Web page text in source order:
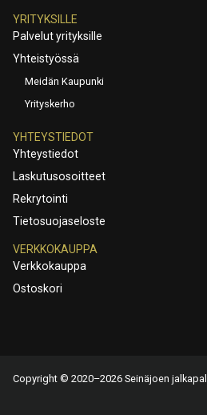
YRITYKSILLE
Palvelut yrityksille
Yhteistyössä
Meidän Kaupunki
Yrityskerho
YHTEYSTIEDOT
Yhteystiedot
Laskutusosoitteet
Rekrytointi
Tietosuojaseloste
VERKKOKAUPPA
Verkkokauppa
Ostoskori
Copyright © 2020–2026 Seinäjoen